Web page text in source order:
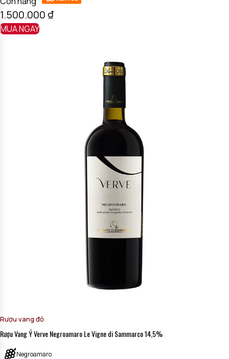
1.500.000₫
MUA NGAY
Rượu vang đỏ
Rượu Vang Ý Verve Negroamaro Le Vigne di Sammarco 14,5%
Negroamaro